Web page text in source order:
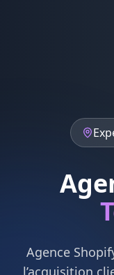
Agence
l’acquisition